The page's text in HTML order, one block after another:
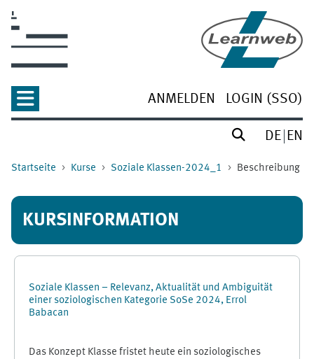
ANMELDEN LOGIN (SSO)
DE EN
Startseite Kurse Soziale Klassen-2024_1 Beschreibung
KURSINFORMATION
Soziale Klassen – Relevanz, Aktualität und Ambiguität
einer soziologischen Kategorie SoSe 2024, Errol
Babacan
Das Konzept Klasse fristet heute ein soziologisches